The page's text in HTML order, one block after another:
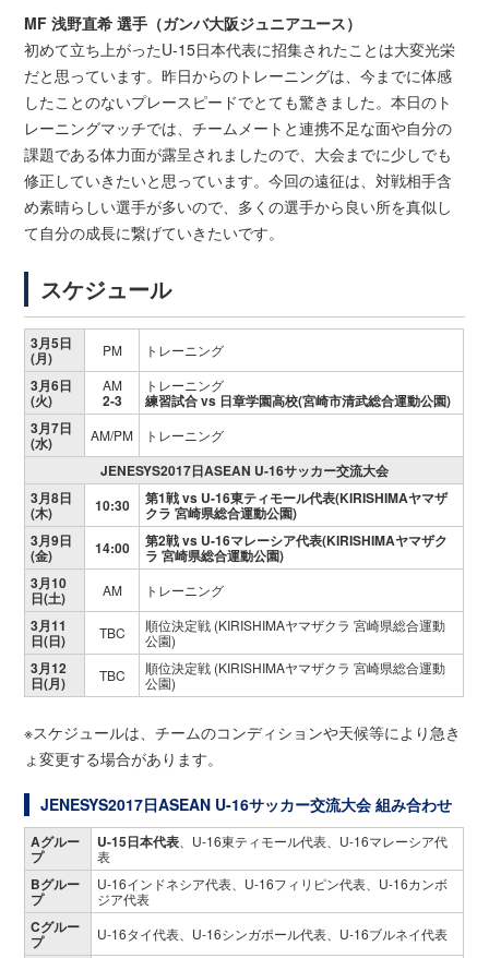
MF 浅野直希 選手（ガンバ大阪ジュニアユース）
初めて立ち上がったU-15日本代表に招集されたことは大変光栄
だと思っています。昨日からのトレーニングは、今までに体感
したことのないプレースピードでとても驚きました。本日のト
レーニングマッチでは、チームメートと連携不足な面や自分の
課題である体力面が露呈されましたので、大会までに少しでも
修正していきたいと思っています。今回の遠征は、対戦相手含
め素晴らしい選手が多いので、多くの選手から良い所を真似し
て自分の成長に繋げていきたいです。
スケジュール
3月5日
(月) PM トレーニング
3月6日
(火)
AM
2-3
トレーニング
練習試合 vs 日章学園高校(宮崎市清武総合運動公園)
3月7日
(水) AM/PM トレーニング
JENESYS2017日ASEAN U-16サッカー交流大会
3月8日
(木) 10:30 第1戦 vs U-16東ティモール代表(KIRISHIMAヤマザ
クラ 宮崎県総合運動公園)
3月9日
(金) 14:00 第2戦 vs U-16マレーシア代表(KIRISHIMAヤマザク
ラ 宮崎県総合運動公園)
3月10
日(土) AM トレーニング
3月11
日(日) TBC
順位決定戦 (KIRISHIMAヤマザクラ 宮崎県総合運動
公園)
3月12
日(月) TBC
順位決定戦 (KIRISHIMAヤマザクラ 宮崎県総合運動
公園)
※スケジュールは、チームのコンディションや天候等により急き
ょ変更する場合があります。
JENESYS2017日ASEAN U-16サッカー交流大会 組み合わせ
Aグルー
プ
U-15日本代表 、U-16東ティモール代表、U-16マレーシア代
表
Bグルー
プ
U-16インドネシア代表、U-16フィリピン代表、U-16カンボ
ジア代表
Cグルー
プ U-16タイ代表、U-16シンガポール代表、U-16ブルネイ代表